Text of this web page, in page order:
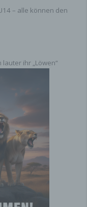
– alle können den
ihr „Löwen“